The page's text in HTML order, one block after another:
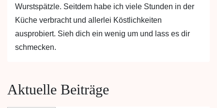
Wurstspätzle. Seitdem habe ich viele Stunden in der
Küche verbracht und allerlei Köstlichkeiten
ausprobiert. Sieh dich ein wenig um und lass es dir
schmecken.
Aktuelle Beiträge